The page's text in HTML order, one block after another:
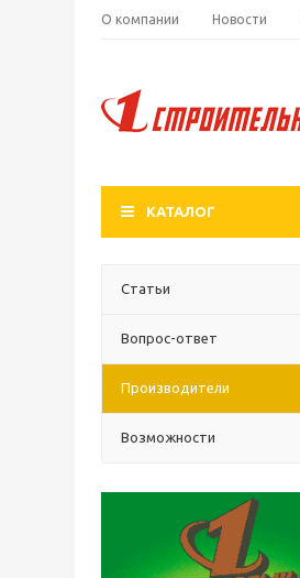
О компании Новости
КАТАЛОГ
Статьи
Вопрос-ответ
Производители
Возможности